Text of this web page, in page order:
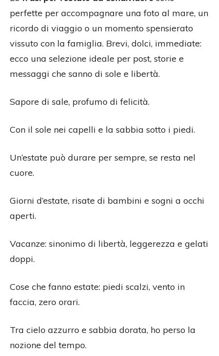
perfette per accompagnare una foto al mare, un
ricordo di viaggio o un momento spensierato
vissuto con la famiglia. Brevi, dolci, immediate:
ecco una selezione ideale per post, storie e
messaggi che sanno di sole e libertà.
Sapore di sale, profumo di felicità.
Con il sole nei capelli e la sabbia sotto i piedi.
Un’estate può durare per sempre, se resta nel
cuore.
Giorni d’estate, risate di bambini e sogni a occhi
aperti.
Vacanze: sinonimo di libertà, leggerezza e gelati
doppi.
Cose che fanno estate: piedi scalzi, vento in
faccia, zero orari.
Tra cielo azzurro e sabbia dorata, ho perso la
nozione del tempo.